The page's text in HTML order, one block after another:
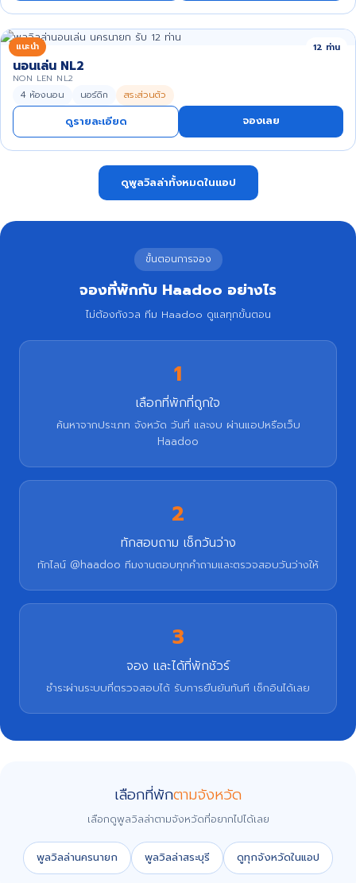
แนะนำ 12 ท่าน
นอนเล่น NL2
NON LEN NL2
4 ห้องนอน นอร์ดิก สระส่วนตัว
ดูรายละเอียด จองเลย
ดูพูลวิลล่าทั้งหมดในแอป
ขั้นตอนการจอง
จองที่พักกับ Haadoo อย่างไร
ไม่ต้องกังวล ทีม Haadoo ดูแลทุกขั้นตอน
1
เลือกที่พักที่ถูกใจ
ค้นหาจากประเภท จังหวัด วันที่ และงบ ผ่านแอปหรือเว็บ
Haadoo
2
ทักสอบถาม เช็กวันว่าง
ทักไลน์ @haadoo ทีมงานตอบทุกคำถามและตรวจสอบวันว่างให้
3
จอง และได้ที่พักชัวร์
ชำระผ่านระบบที่ตรวจสอบได้ รับการยืนยันทันที เช็กอินได้เลย
เลือกที่พักตามจังหวัด
เลือกดูพูลวิลล่าตามจังหวัดที่อยากไปได้เลย
พูลวิลล่านครนายก พูลวิลล่าสระบุรี ดูทุกจังหวัดในแอป